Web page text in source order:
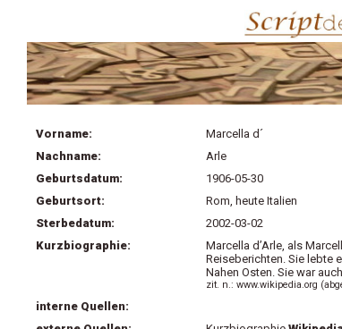
Vorname:
Marcella d´
Nachname:
Arle
Geburtsdatum:
1906-05-30
Geburtsort:
Rom, heute Italien
Sterbedatum:
2002-03-02
Kurzbiographie:
Marcella d’Arle, als
Reiseberichten. Sie lebte
Nahen Osten. Sie war
zit. n.: www.wikipedia.org
interne Quellen: